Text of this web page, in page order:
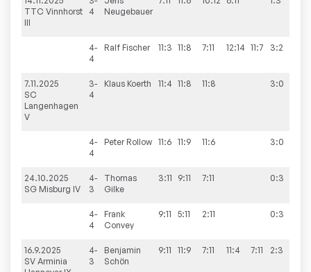
TTC Vinnhorst
III
4
Neugebauer
4-
4
Ralf Fischer 11:3 11:8 7:11 12:14 11:7 3:2
7.11.2025
SC
Langenhagen
V
3-
4
Klaus Koerth 11:4 11:8 11:8 3:0
4-
4
Peter Rollow 11:6 11:9 11:6 3:0
24.10.2025
SG Misburg IV
4-
3
Thomas
Gilke
3:11 9:11 7:11 0:3
4-
4
Frank
Convey
9:11 5:11 2:11 0:3
16.9.2025
SV Arminia
4-
3
Benjamin
Schön
9:11 11:9 7:11 11:4 7:11 2:3